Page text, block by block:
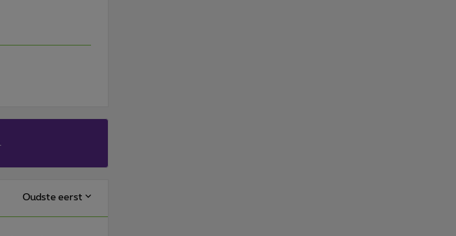
Oudste eerst